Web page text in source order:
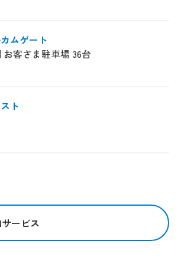
ムゲート
お客さま駐車場 36台
ト
ービス